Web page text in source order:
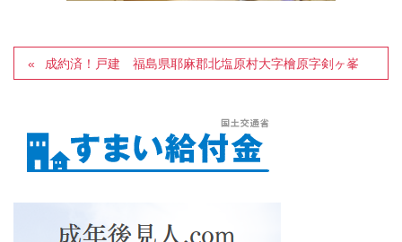
成約済！戸建 福島県耶麻郡北塩原村大字檜原字剣ヶ峯